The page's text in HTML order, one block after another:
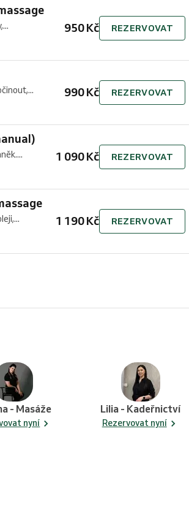
950 Kč REZERVOVAT
990 Kč REZERVOVAT
1 090 Kč REZERVOVAT
1 190 Kč REZERVOVAT
- Masáže
nyní
Lilia - Kadeřnictví
Rezervovat nyní